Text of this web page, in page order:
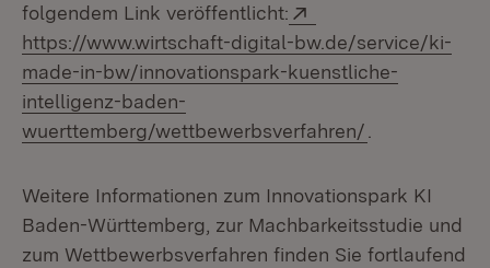
folgendem Link veröffentlicht:
https://www.wirtschaft-digital-bw.de/service/ki-
made-in-bw/innovationspark-kuenstliche-
intelligenz-baden-
wuerttemberg/wettbewerbsverfahren/
Weitere Informationen zum Innovationspark KI
Baden-Württemberg, zur Machbarkeitsstudie und
zum Wettbewerbsverfahren finden Sie fortlaufend